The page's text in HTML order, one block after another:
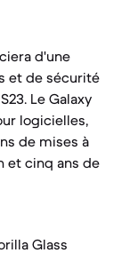
d'une
et de sécurité
Le Galaxy
logicielles,
de mises à
et cinq ans de
Glass